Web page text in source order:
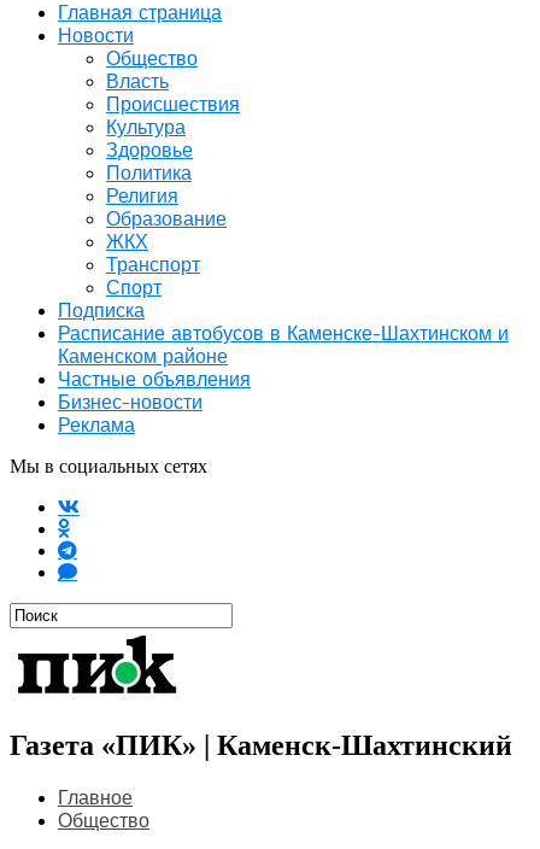
Главная страница
Новости
Общество
Власть
Происшествия
Культура
Здоровье
Политика
Религия
Образование
ЖКХ
Транспорт
Спорт
Подписка
Расписание автобусов в Каменске-Шахтинском и
Каменском районе
Частные объявления
Бизнес-новости
Реклама
Мы в социальных сетях
Газета «ПИК» | Каменск-Шахтинский
Главное
Общество